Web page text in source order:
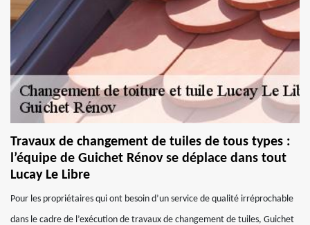
Travaux de changement de tuiles de tous types :
l’équipe de Guichet Rénov se déplace dans tout
Lucay Le Libre
Pour les propriétaires qui ont besoin d’un service de qualité irréprochable
dans le cadre de l’exécution de travaux de changement de tuiles, Guichet